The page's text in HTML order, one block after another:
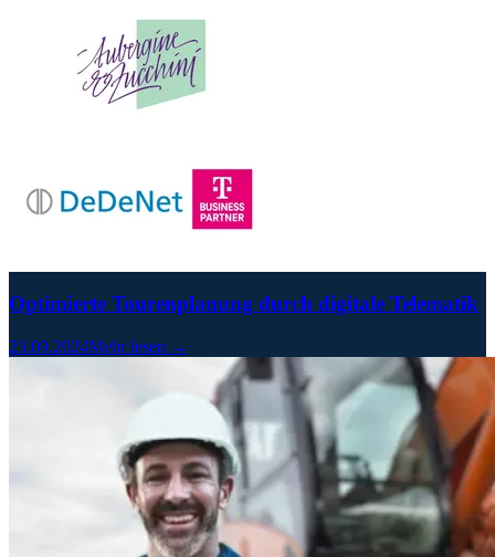
Optimierte Tourenplanung durch digitale Telematik
23.09.2024Mehr lesen →